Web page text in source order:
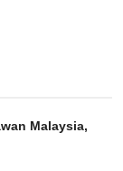
Malaysia,